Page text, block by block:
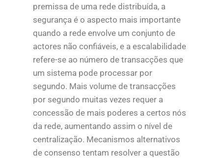
premissa de uma rede distribuída, a
segurança é o aspecto mais importante
quando a rede envolve um conjunto de
actores não confiáveis, e a escalabilidade
refere-se ao número de transacções que
um sistema pode processar por
segundo. Mais volume de transacções
por segundo muitas vezes requer a
concessão de mais poderes a certos nós
da rede, aumentando assim o nível de
centralização. Mecanismos alternativos
de consenso tentam resolver a questão